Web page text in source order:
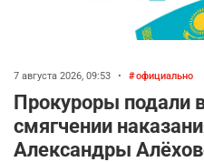
7 августа 2026, 09:53 • официально
Прокуроры подали
смягчении
Александры